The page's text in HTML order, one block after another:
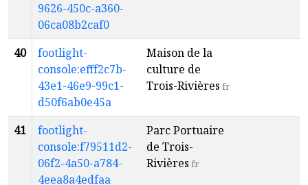
9626-450c-a360-
06ca08b2caf0
40
footlight-
console:efff2c7b-
43e1-46e9-99c1-
d50f6ab0e45a
Maison de la
culture de
Trois-Rivières fr
41
footlight-
console:f79511d2-
06f2-4a50-a784-
4eea8a4edfaa
Parc Portuaire
de Trois-
Rivières fr